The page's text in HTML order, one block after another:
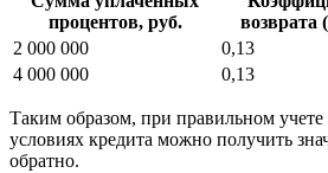
процентов, руб.
возврата
2 000 000
0,13
4 000 000
0,13
Таким образом, при правильном учете
условиях кредита можно получить
обратно.